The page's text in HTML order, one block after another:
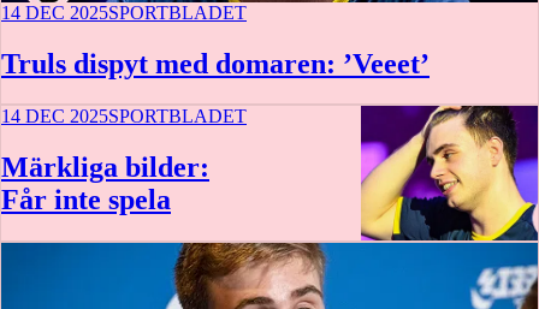
14 DEC 2025SPORTBLADET
Truls dispyt med domaren: ’Veeet’
14 DEC 2025SPORTBLADET
Märkliga bilder:
Får inte spela